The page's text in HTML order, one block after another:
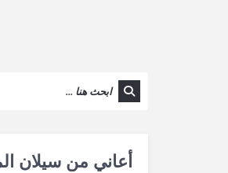
أعاني من سيلان